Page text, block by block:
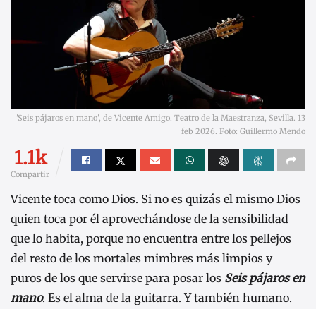
'Seis pájaros en mano', de Vicente Amigo. Teatro de la Maestranza, Sevilla. 13
feb 2026. Foto: Guillermo Mendo
1.1k
Compartir
Vicente toca como Dios. Si no es quizás el mismo Dios
quien toca por él aprovechándose de la sensibilidad
que lo habita, porque no encuentra entre los pellejos
del resto de los mortales mimbres más limpios y
puros de los que servirse para posar los Seis pájaros en
mano. Es el alma de la guitarra. Y también humano.